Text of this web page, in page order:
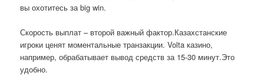
вы охотитесь за big win.
Скорость выплат – второй важный фактор.Казахстанские
игроки ценят моментальные транзакции. Volta казино,
например, обрабатывает вывод средств за 15-30 минут.Это
удобно.